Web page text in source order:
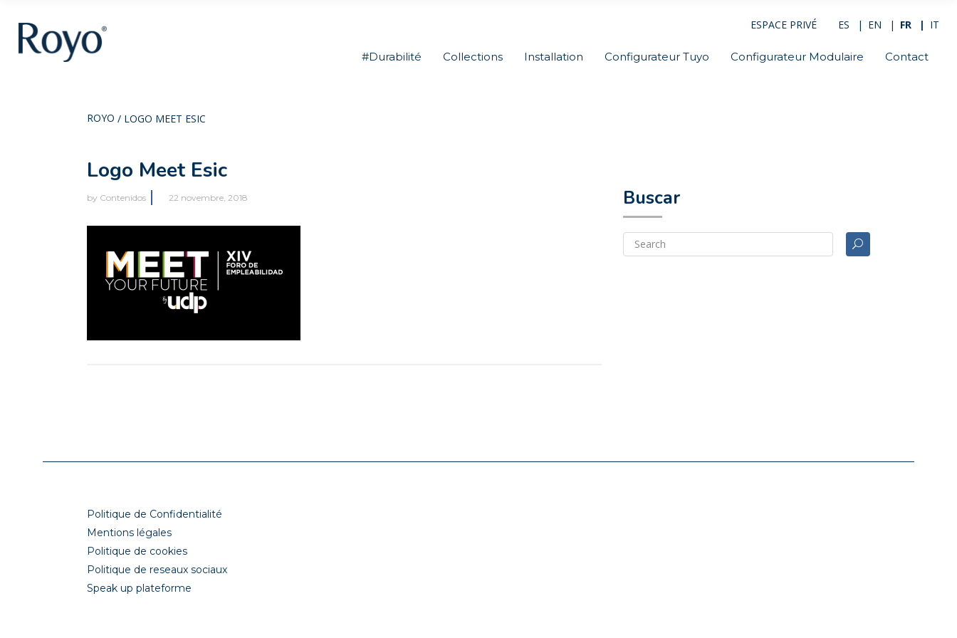
ESPACE PRIVÉ ES EN FR IT
#Durabilité Collections Installation Configurateur Tuyo Configurateur Modulaire Contact
ROYO / LOGO MEET ESIC
Logo Meet Esic
by Contenidos 22 novembre, 2018 Buscar
Politique de Confidentialité
Mentions légales
Politique de cookies
Politique de reseaux sociaux
Speak up plateforme